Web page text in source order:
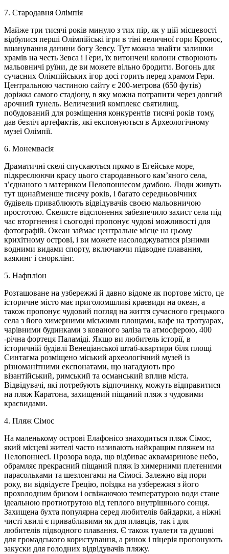
7. Стародавня Олімпія
Майже три тисячі років минуло з тих пір, як у цій місцевості
відбулися перші Олімпійські ігри в тіні величної гори Кронос,
вшанування данини богу Зевсу. Тут можна знайти залишки
храмів на честь Зевса і Гери, їх витончені колони створюють
мальовничі руїни, де ви можете вільно бродити. Вогонь для
сучасних Олімпійських ігор досі горить перед храмом Гери.
Центральною частиною сайту є 200-метрова (650 футів)
доріжка самого стадіону, в яку можна потрапити через довгий
арочний тунель. Величезний комплекс святилищ,
побудований для розміщення конкурентів тисячі років тому,
дав безліч артефактів, які експонуються в Археологічному
музеї Олімпії.
6. Монемвасія
Драматичні скелі спускаються прямо в Егейське море,
підкреслюючи красу цього стародавнього кам’яного села,
з’єднаного з материком Пелопоннесом дамбою. Люди живуть
тут щонайменше тисячу років, і багато середньовічних
будівель приваблюють відвідувачів своєю мальовничою
простотою. Скелясте відслонення забезпечило захист села під
час вторгнення і сьогодні пропонує чудові можливості для
фотографій. Океан займає центральне місце на цьому
крихітному острові, і ви можете насолоджуватися різними
водними видами спорту, включаючи підводне плавання,
каякинг і снорклінг.
5. Нафпліон
Розташоване на узбережжі й давно відоме як портове місто, це
історичне місто має приголомшливі краєвиди на океан, а
також пропонує чудовий погляд на життя сучасного грецького
села з його химерними міськими площами, кафе на тротуарах,
чарівними будинками з кованого заліза та атмосферою, 400
-річна фортеця Паламіді. Якщо ви любитель історії, в
історичній будівлі Венеціанської штаб-квартири біля площі
Синтагма розміщено міський археологічний музей із
різноманітними експонатами, що нагадують про
візантійський, римський та османський вплив міста.
Відвідувачі, які потребують відпочинку, можуть відправитися
на пляж Каратона, захищений піщаний пляж з чудовими
краєвидами.
4. Пляж Сімос
На маленькому острові Елафонісо знаходиться пляж Сімос,
який місцеві жителі часто називають найкращим пляжем на
Пелопоннесі. Прозора вода, що відбиває аквамаринове небо,
обрамляє прекрасний піщаний пляж із химерними плетеними
парасольками та шезлонгами на Сімосі. Залежно від пори
року, ви відвідуєте Грецію, поїздка на узбережжя з його
прохолодним бризом і освіжаючою температурою води стане
ідеальною протиотрутою від теплого внутрішнього сонця.
Захищена бухта популярна серед любителів байдарки, а ніжні
чисті хвилі є привабливими як для плавців, так і для
любителів підводного плавання. Є також туалети та душові
для громадського користування, а ринок і піцерія пропонують
закуски для голодних відвідувачів пляжу.